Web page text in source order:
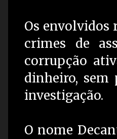
Os envolvidos
crimes de
corrupção
dinheiro, sem
investigação.
O nome